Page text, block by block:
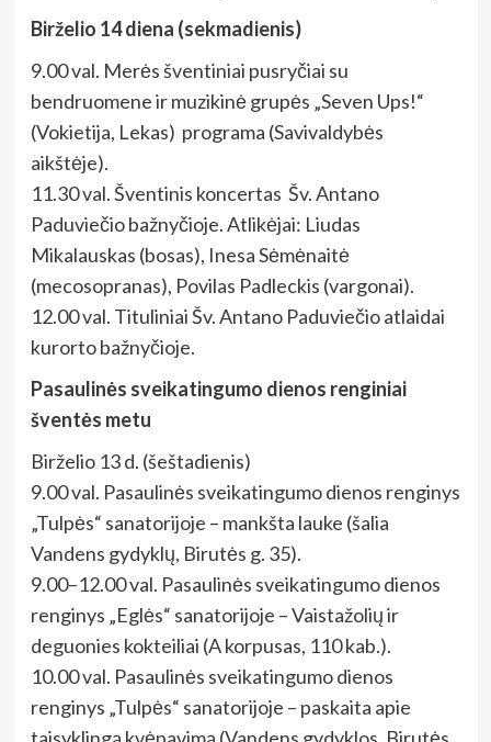
Birželio 14 diena (sekmadienis)
9.00 val. Merės šventiniai pusryčiai su
bendruomene ir muzikinė grupės „Seven Ups!“
(Vokietija, Lekas) programa (Savivaldybės
aikštėje).
11.30 val. Šventinis koncertas Šv. Antano
Paduviečio bažnyčioje. Atlikėjai: Liudas
Mikalauskas (bosas), Inesa Sėmėnaitė
(mecosopranas), Povilas Padleckis (vargonai).
12.00 val. Tituliniai Šv. Antano Paduviečio atlaidai
kurorto bažnyčioje.
Pasaulinės sveikatingumo dienos renginiai
šventės metu
Birželio 13 d. (šeštadienis)
9.00 val. Pasaulinės sveikatingumo dienos renginys
„Tulpės“ sanatorijoje – mankšta lauke (šalia
Vandens gydyklų, Birutės g. 35).
9.00–12.00 val. Pasaulinės sveikatingumo dienos
renginys „Eglės“ sanatorijoje – Vaistažolių ir
deguonies kokteiliai (A korpusas, 110 kab.).
10.00 val. Pasaulinės sveikatingumo dienos
renginys „Tulpės“ sanatorijoje – paskaita apie